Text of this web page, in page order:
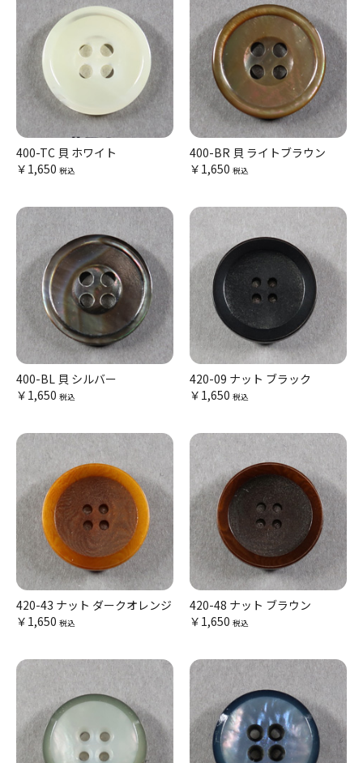
400-TC 貝 ホワイト
￥1,650 税込
400-BR 貝 ライトブラウン
￥1,650 税込
400-BL 貝 シルバー
￥1,650 税込
420-09 ナット ブラック
￥1,650 税込
420-43 ナット ダークオレンジ
￥1,650 税込
420-48 ナット ブラウン
￥1,650 税込